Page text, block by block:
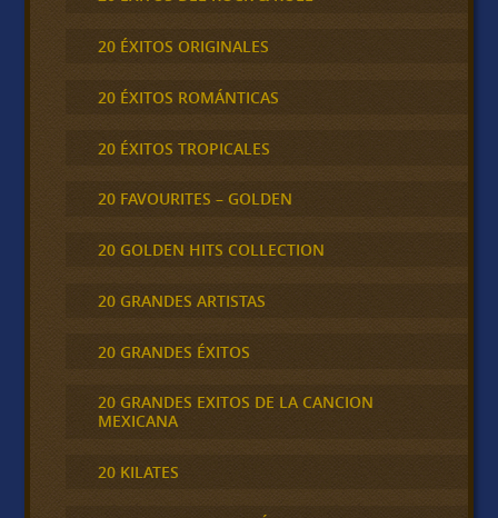
20 ÉXITOS ORIGINALES
20 ÉXITOS ROMÁNTICAS
20 ÉXITOS TROPICALES
20 FAVOURITES – GOLDEN
20 GOLDEN HITS COLLECTION
20 GRANDES ARTISTAS
20 GRANDES ÉXITOS
20 GRANDES EXITOS DE LA CANCION
MEXICANA
20 KILATES